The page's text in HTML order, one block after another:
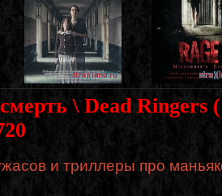
\ Dead Ringers
и триллеры про